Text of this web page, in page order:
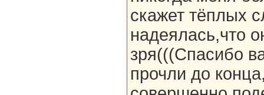
скажет тёплых
надеялась,что
зря(((Спасибо
прочли до